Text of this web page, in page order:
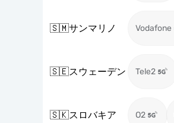
🇸🇲サンマリノ Vodafone
🇸🇪スウェーデン Tele2
🇸🇰スロバキア O2